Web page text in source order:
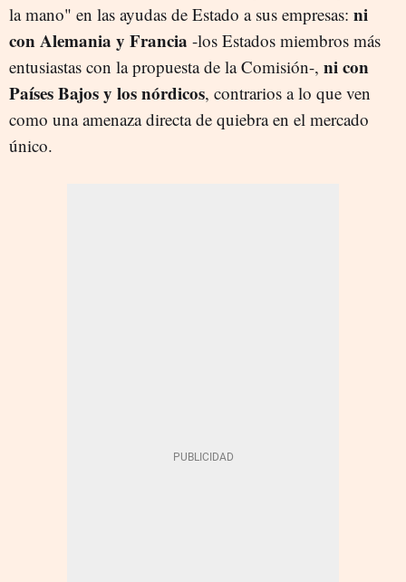
la mano" en las ayudas de Estado a sus empresas: ni
con Alemania y Francia -los Estados miembros más
entusiastas con la propuesta de la Comisión-, ni con
Países Bajos y los nórdicos, contrarios a lo que ven
como una amenaza directa de quiebra en el mercado
único.